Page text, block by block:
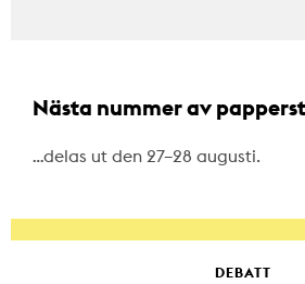
Nästa nummer av
…delas ut den 27–28 augusti.
DEBATT